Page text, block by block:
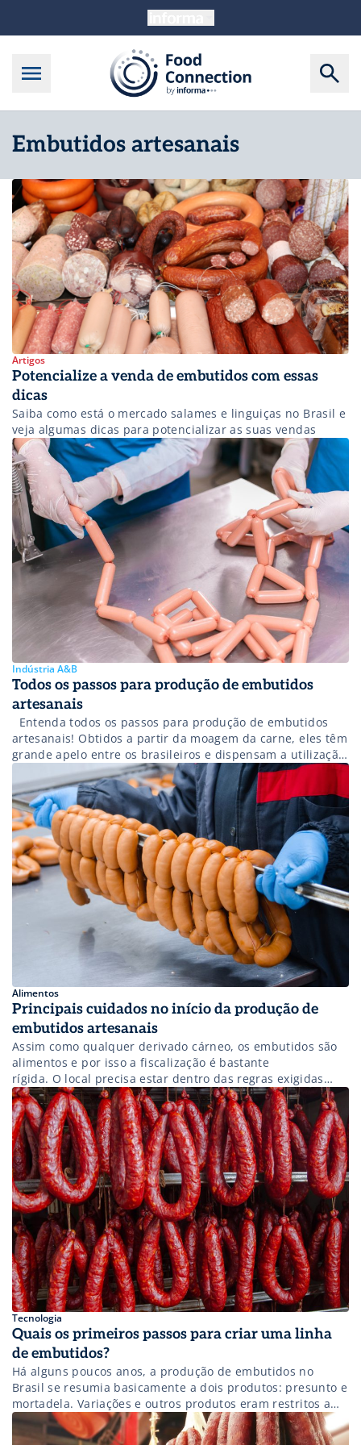
Embutidos artesanais
Artigos
Potencialize a venda de embutidos com essas
dicas
Saiba como está o mercado salames e linguiças no Brasil e
veja algumas dicas para potencializar as suas vendas
Indústria A&B
Todos os passos para produção de embutidos
artesanais
Entenda todos os passos para produção de embutidos
artesanais! Obtidos a partir da moagem da carne, eles têm
grande apelo entre os brasileiros e dispensam a utilização
de equipamentos complexos ou caros para serem
produzidos. Uma das primeiras medidas é saber que para
produzir quaisquer alimentos de origem animal no país, é
preciso que […]
Alimentos
Principais cuidados no início da produção de
embutidos artesanais
Assim como qualquer derivado cárneo, os embutidos são
alimentos e por isso a fiscalização é bastante
rígida. O local precisa estar dentro das regras exigidas
pelos órgãos fiscalizadores, sendo essa a regra número
um na produção de uma nova linha de embutidos. Mas,
além desta questão, o estudioso da charcutaria, processos
de conservação e transformação da carne e […]
Tecnologia
Quais os primeiros passos para criar uma linha
de embutidos?
Há alguns poucos anos, a produção de embutidos no
Brasil se resumia basicamente a dois produtos: presunto e
mortadela. Variações e outros produtos eram restritos a
pequenos nichos de mercado, que por muitas vezes, eram
encontrados em comércios específicos em grandes